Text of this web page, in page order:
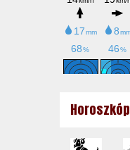
Horoszkóp